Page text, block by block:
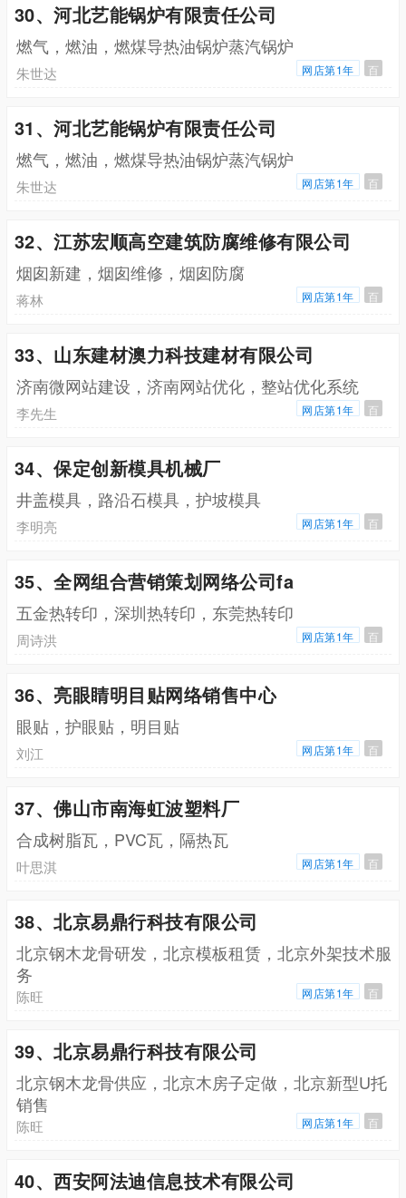
30、河北艺能锅炉有限责任公司
燃气，燃油，燃煤导热油锅炉蒸汽锅炉
朱世达 网店第1年 百
31、河北艺能锅炉有限责任公司
燃气，燃油，燃煤导热油锅炉蒸汽锅炉
朱世达 网店第1年 百
32、江苏宏顺高空建筑防腐维修有限公司
烟囱新建，烟囱维修，烟囱防腐
蒋林 网店第1年 百
33、山东建材澳力科技建材有限公司
济南微网站建设，济南网站优化，整站优化系统
李先生 网店第1年 百
34、保定创新模具机械厂
井盖模具，路沿石模具，护坡模具
李明亮 网店第1年 百
35、全网组合营销策划网络公司fa
五金热转印，深圳热转印，东莞热转印
周诗洪 网店第1年 百
36、亮眼睛明目贴网络销售中心
眼贴，护眼贴，明目贴
刘江 网店第1年 百
37、佛山市南海虹波塑料厂
合成树脂瓦，PVC瓦，隔热瓦
叶思淇 网店第1年 百
38、北京易鼎行科技有限公司
北京钢木龙骨研发，北京模板租赁，北京外架技术服
务
陈旺 网店第1年 百
39、北京易鼎行科技有限公司
北京钢木龙骨供应，北京木房子定做，北京新型U托
销售
陈旺 网店第1年 百
40、西安阿法迪信息技术有限公司